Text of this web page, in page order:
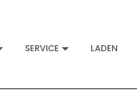
SERVICE LADEN